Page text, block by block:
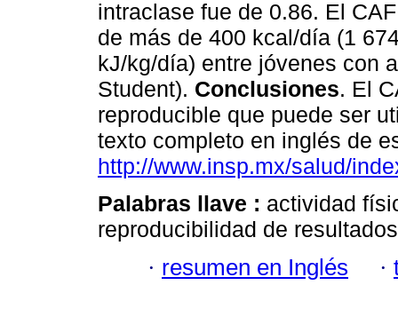
intraclase fue de 0.86. El
de más de 400 kcal/día (1
kJ/kg/día) entre jóvenes con
Student). Conclusiones. El
reproducible que puede ser
texto completo en inglés de
http://www.insp.mx/salud/
Palabras llave : actividad
reproducibilidad de
· resumen en Inglés ·